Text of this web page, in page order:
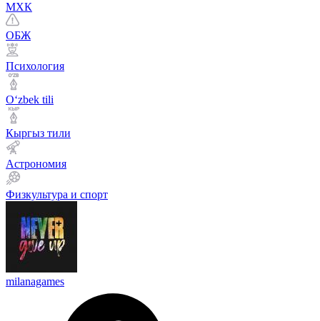
МХК
ОБЖ
Психология
Оʻzbek tili
Кыргыз тили
Астрономия
Физкультура и спорт
milanagames